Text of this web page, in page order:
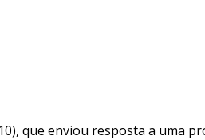
que enviou resposta a uma